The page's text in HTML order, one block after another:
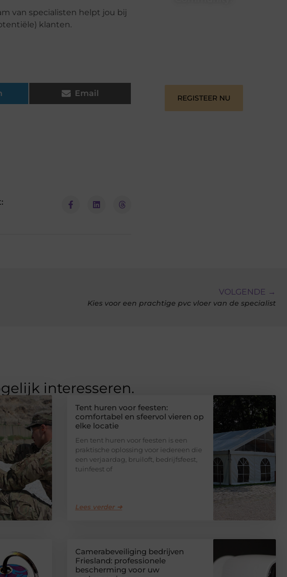
van specialisten helpt jou bij
klanten.
Email REGISTEER NU
VOLGENDE →
Kies voor een prachtige pvc vloer van de specialist
interesseren.
Tent huren voor feesten:
comfortabel en sfeervol vieren op
elke locatie
Een tent huren voor feesten is een
praktische oplossing voor iedereen die
een verjaardag, bruiloft, bedrijfsfeest,
tuinfeest of
Lees verder ➜
Camerabeveiliging bedrijven
Friesland: professionele
bescherming voor uw